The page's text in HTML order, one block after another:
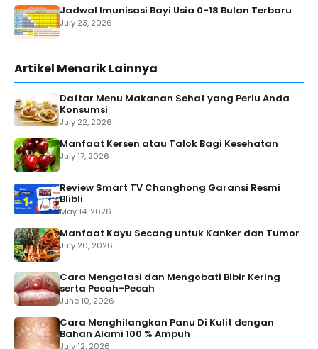
Jadwal Imunisasi Bayi Usia 0-18 Bulan Terbaru
July 23, 2026
Artikel Menarik Lainnya
Daftar Menu Makanan Sehat yang Perlu Anda
Konsumsi
July 22, 2026
Manfaat Kersen atau Talok Bagi Kesehatan
July 17, 2026
Review Smart TV Changhong Garansi Resmi
Blibli
May 14, 2026
Manfaat Kayu Secang untuk Kanker dan Tumor
July 20, 2026
Cara Mengatasi dan Mengobati Bibir Kering
serta Pecah-Pecah
June 10, 2026
Cara Menghilangkan Panu Di Kulit dengan
Bahan Alami 100 % Ampuh
July 12, 2026